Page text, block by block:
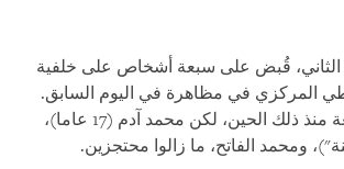
كانون الثاني، قُبض على سبعة أشخاص على خلفية
المركزي في مظاهرة في اليوم السابق.
وقد أُفرِج عن أربعة منذ ذلك الحين، لكن محمد آدم (17 عاما)،
ومحمد الفاتح، ما زالوا محتجزين.